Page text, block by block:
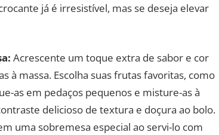
já é irresistível, mas se deseja elevar
Acrescente um toque extra de sabor e cor
à massa. Escolha suas frutas favoritas, como
as em pedaços pequenos e misture-as à
delicioso de textura e doçura ao bolo.
uma sobremesa especial ao servi-lo com